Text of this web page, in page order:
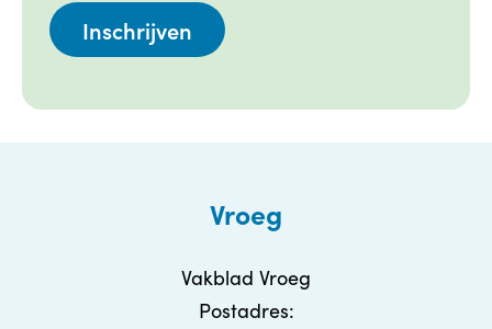
Vroeg
Vakblad Vroeg
Postadres: